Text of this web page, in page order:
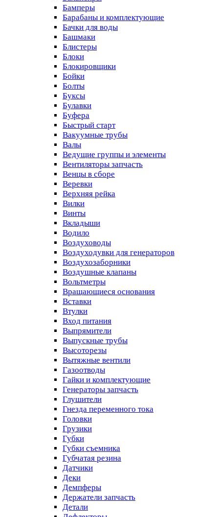
Бамперы
Барабаны и комплектующие
Бачки для воды
Башмаки
Блистеры
Блоки
Блокировщики
Бойки
Болты
Буксы
Булавки
Буфера
Быстрый старт
Вакуумные трубы
Валы
Ведущие группы и элементы
Вентиляторы запчасть
Венцы в сборе
Веревки
Верхняя рейка
Вилки
Винты
Вкладыши
Водило
Воздуховоды
Воздуходувки для генераторов
Воздухозаборники
Воздушные клапаны
Вольтметры
Вращающиеся основания
Вставки
Втулки
Вход питания
Выпрямители
Выпускные трубы
Высоторезы
Вытяжные вентили
Газоотводы
Гайки и комплектующие
Генераторы запчасть
Глушители
Гнезда переменного тока
Головки
Грузики
Губки
Губки съемника
Губчатая резина
Датчики
Деки
Демпферы
Держатели запчасть
Детали